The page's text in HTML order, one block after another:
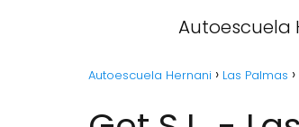
Autoescuela
Autoescuela Hernani Las Palmas